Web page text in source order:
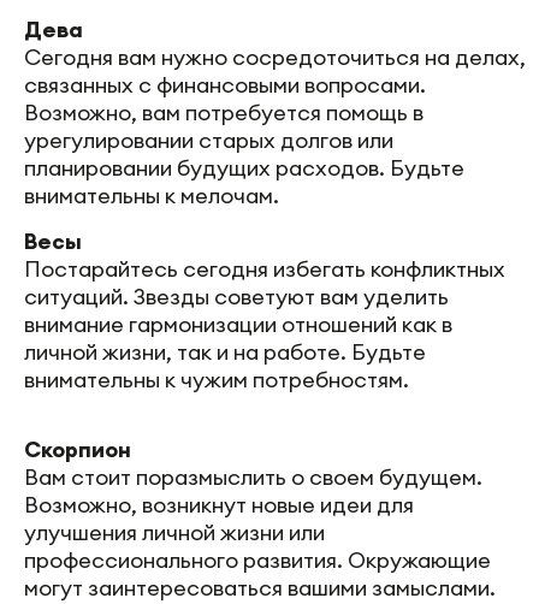
Дева
Сегодня вам нужно сосредоточиться на делах,
связанных с финансовыми вопросами.
Возможно, вам потребуется помощь в
урегулировании старых долгов или
планировании будущих расходов. Будьте
внимательны к мелочам.
Весы
Постарайтесь сегодня избегать конфликтных
ситуаций. Звезды советуют вам уделить
внимание гармонизации отношений как в
личной жизни, так и на работе. Будьте
внимательны к чужим потребностям.
Скорпион
Вам стоит поразмыслить о своем будущем.
Возможно, возникнут новые идеи для
улучшения личной жизни или
профессионального развития. Окружающие
могут заинтересоваться вашими замыслами.